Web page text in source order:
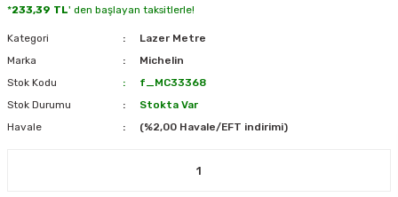
*233,39 TL' den başlayan taksitlerle!
Kategori
Lazer Metre
Marka
Michelin
Stok Kodu
f_MC33368
Stok Durumu
Stokta Var
Havale
(%2,00 Havale/EFT indirimi)